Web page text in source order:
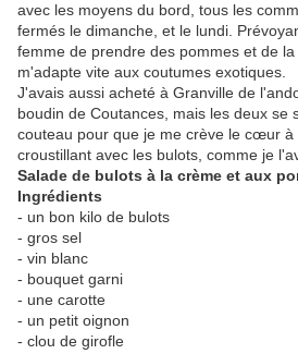
avec les moyens du bord, tous les
fermés le dimanche, et le lundi.
femme de prendre des pommes et de
m'adapte vite aux coutumes exotiques.
J'avais aussi acheté à Granville de
boudin de Coutances, mais les deux se
couteau pour que je me crève le cœur à
croustillant avec les bulots, comme je
Salade de bulots à la crème et aux
Ingrédients
- un bon kilo de bulots
- gros sel
- vin blanc
- bouquet garni
- une carotte
- un petit oignon
- clou de girofle